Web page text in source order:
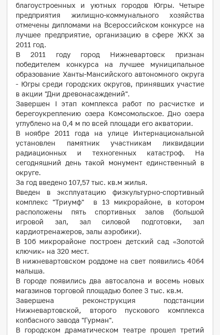
благоустроенных и уютных городов Югры. Четыре
предприятия жилищно-коммунального хозяйства
отмечены дипломами на Всероссийском конкурсе на
лучшее предприятие, организацию в сфере ЖКХ за
2011 год.
В 2011 году город Нижневартовск признан
победителем конкурса на лучшее муниципальное
образование Ханты-Мансийского автономного округа
- Югры среди городских округов, принявших участие
в акции "Дни древонасаждений".
Завершен I этап комплекса работ по расчистке и
берегоукреплению озера Комсомольское. Дно озера
углублено на 0,4 м по всей площади его акватории.
В ноябре 2011 года на улице Интернациональной
установлен памятник участникам ликвидации
радиационных и техногенных катастроф. На
сегодняшний день такой монумент единственный в
округе.
За год введено 107,57 тыс. кв.м жилья.
Введен в эксплуатацию физкультурно-спортивный
комплекс "Триумф" в 13 микрорайоне, в котором
расположены пять спортивных залов (большой
игровой зал, зал силовой подготовки, зал
кардиотренажеров, залы аэробики).
В 10б микрорайоне построен детский сад «Золотой
ключик» на 320 мест.
В нижневартовском роддоме на свет появились 4064
малыша.
В городе появились два автосалона и восемь новых
магазинов торговой площадью более 3 тыс. кв.м.
Завершена реконструкция подстанции
Нижневартовской, второго пускового комплекса
колбасного завода "Гурман".
В городском драматическом театре прошел третий